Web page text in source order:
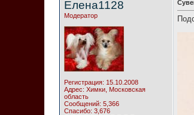
Елена1128
Модератор
Регистрация: 15.10.2008
Адрес: Химки, Московская
область
Сообщений: 5,366
Спасибо: 3,676